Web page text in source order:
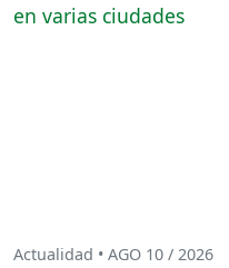
Actualidad • AGO 10 / 2026